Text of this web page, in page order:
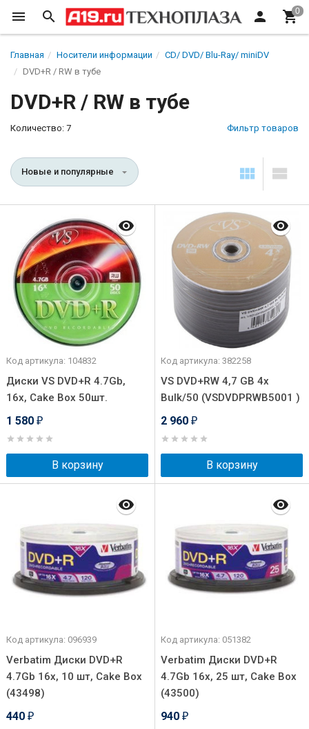
Главная Носители информации
CD/ DVD/ Blu-Ray/ miniDV
DVD+R / RW в тубе
DVD+R / RW в тубе
Количество: 7 Фильтр товаров
Новые и популярные
Код артикула: 104832
Диски VS DVD+R 4.7Gb,
16x, Cake Box 50шт.
1 580 ₽
В корзину
Код артикула: 382258
VS DVD+RW 4,7 GB 4x
Bulk/50 (VSDVDPRWB5001 )
2 960 ₽
В корзину
Код артикула: 096939
Verbatim Диски DVD+R
4.7Gb 16х, 10 шт, Cake Box
(43498)
440 ₽
Код артикула: 051382
Verbatim Диски DVD+R
4.7Gb 16х, 25 шт, Cake Box
(43500)
940 ₽